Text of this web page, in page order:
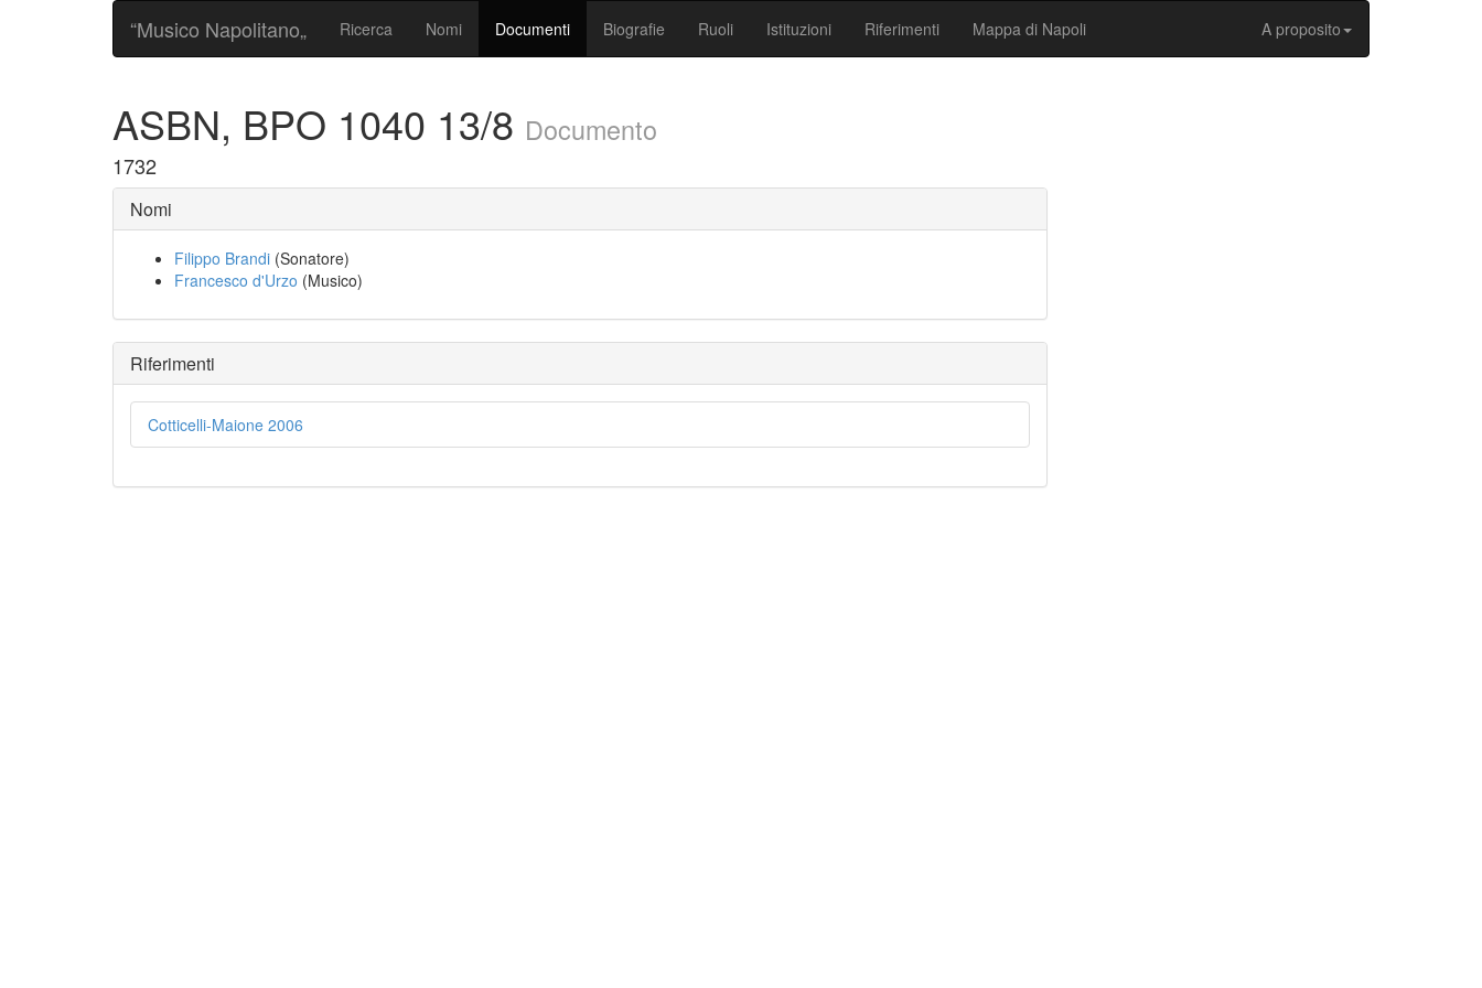
“Musico Napolitano„ Ricerca Nomi Documenti Biografie Ruoli Istituzioni Riferimenti Mappa di Napoli A proposito
ASBN, BPO 1040 13/8 Documento
1732
Nomi
Filippo Brandi (Sonatore)
Francesco d'Urzo (Musico)
Riferimenti
Cotticelli-Maione 2006